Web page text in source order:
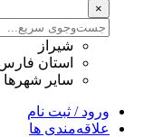
×
شیراز
استان
سایر شهرها
ورود / ثبت نام
علاقه‌مندی ها